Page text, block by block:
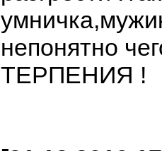
непонятно
ТЕРПЕНИЯ !